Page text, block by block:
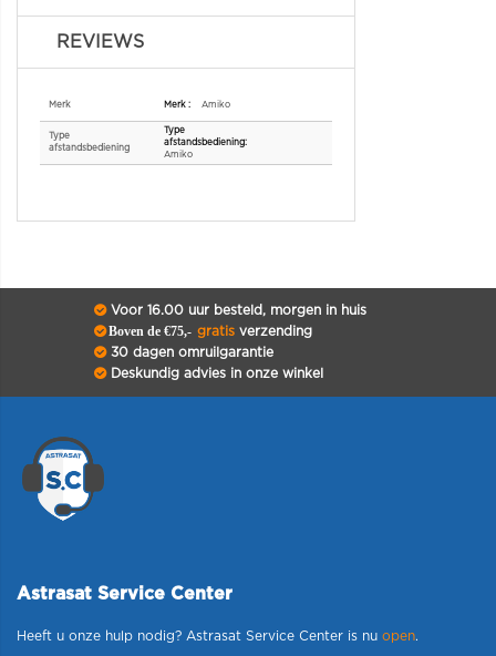
REVIEWS
Merk
Amiko
Type
afstandsbediening
Amiko
Voor 16.00 uur besteld, morgen in huis
Boven de €75,- gratisverzending
30 dagen omruilgarantie
Deskundig advies in onze winkel
Astrasat Service Center
Heeft u onze hulp nodig? Astrasat Service Center is nu open.